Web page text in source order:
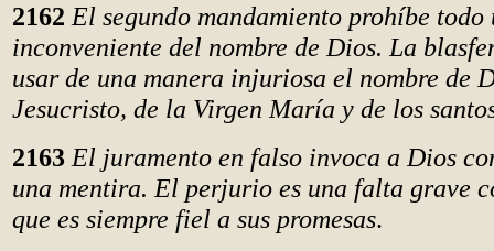
2162 El segundo mandamiento prohíbe todo
inconveniente del nombre de Dios. La
usar de una manera injuriosa el nombre de
Jesucristo, de la Virgen María y de los
2163 El juramento en falso invoca a Dios
una mentira. El perjurio es una falta grave
que es siempre fiel a sus promesas.